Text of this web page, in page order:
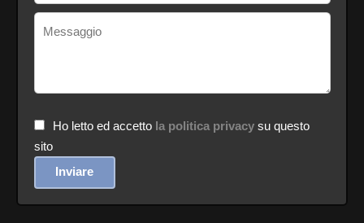
Ho letto ed accetto la politica privacysu questo
sito
Inviare